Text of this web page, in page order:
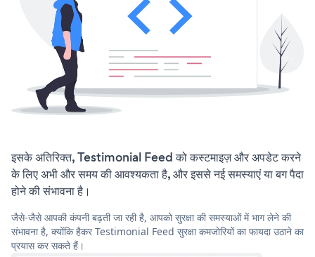
इसके अतिरिक्त, Testimonial Feed को कस्टमाइज़ और अपडेट करने
के लिए अभी और समय की आवश्यकता है, और इससे नई समस्याएं या बग पैदा
होने की संभावना है।
जैसे-जैसे आपकी कंपनी बढ़ती जा रही है, आपको सुरक्षा की समस्याओं में भाग लेने की
संभावना है, क्योंकि हैकर Testimonial Feed सुरक्षा कमजोरियों का फायदा उठाने का
प्रयास कर सकते हैं।